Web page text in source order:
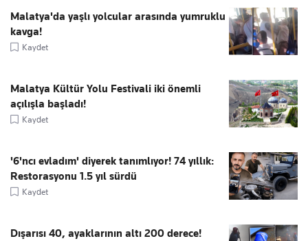
Malatya'da yaşlı yolcular arasında yumruklu
kavga!
Kaydet
Malatya Kültür Yolu Festivali iki önemli
açılışla başladı!
Kaydet
'6'ncı evladım' diyerek tanımlıyor! 74 yıllık:
Restorasyonu 1.5 yıl sürdü
Kaydet
Dışarısı 40, ayaklarının altı 200 derece!